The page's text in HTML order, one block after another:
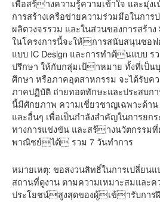
เพื่อสร้างความรู้ความเข้าใจ และมุ่
การสร้างเครือข่ายความร่วมมือในกา
ผลิตวงจรรวม และในส่วนของการสร้าง
ในโครงการนี้จะให้การสนับสนุนซ
แบบ IC Design และการทำต้นแบบ ร
ปรึกษา ให้กับกลุ่มเป้าหมาย ทั้งที่เป็น
ศึกษา หรือภาคอุตสาหกรรม จะได้รับค
ภาคปฏิบัติ ถ่ายทอดทักษะและประสบก
นี้มีศักยภาพ ความเชี่ยวชาญเฉพาะด้า
และอื่นๆ เพื่อเป็นกำลังสำคัญในการยก
ทางการแข่งขัน และสร้างนวัตกรรม
พาณิชย์ได้ รวม 7 วันทำการ
หมายเหตุ: ขอสงวนสิทธิ์ในการเปลี่ยนแ
สถานที่ดูงาน ตามความเหมาะสมและค
ประโยชน์สูงสุดของผู้เข้ารับการ